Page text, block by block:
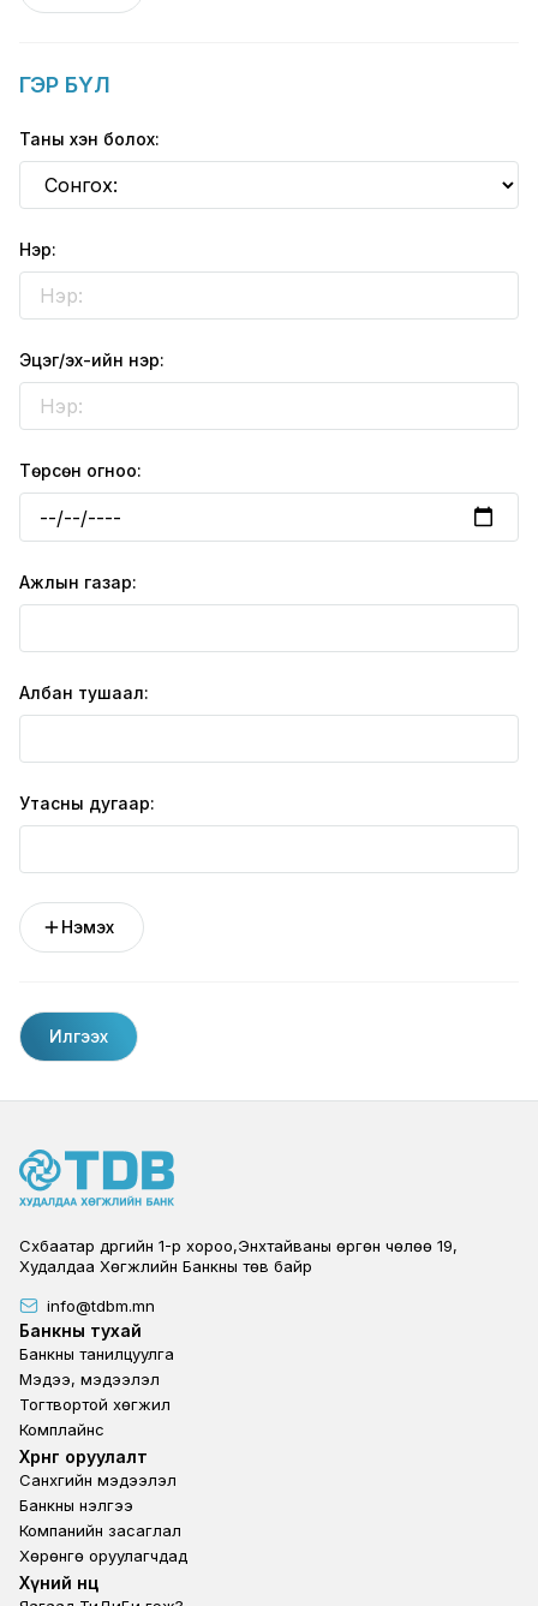
ГЭР БҮЛ
Таны хэн болох:
Нэр:
Эцэг/эх-ийн нэр:
Төрсөн огноо:
Ажлын газар:
Албан тушаал:
Утасны дугаар:
Нэмэх
Илгээх
Сүхбаатар дүүргийн 1-р хороо,Энхтайваны өргөн чөлөө 19,
Худалдаа Хөгжлийн Банкны төв байр
info@tdbm.mn
Footer
Банкны тухай
Банкны танилцуулга
Мэдээ, мэдээлэл
Тогтвортой хөгжил
Комплайнс
Footer third
Хөрөнгө оруулалт
Санхүүгийн мэдээлэл
Банкны үнэлгээ
Компанийн засаглал
Хөрөнгө оруулагчдад
Footer second
Хүний нөөц